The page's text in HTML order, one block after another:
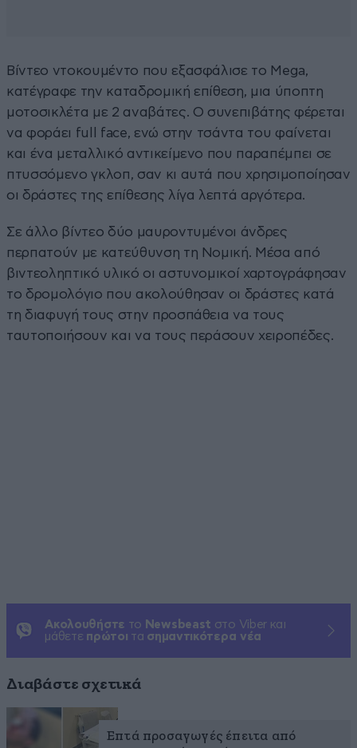
Βίντεο ντοκουμέντο που εξασφάλισε το Mega,
κατέγραφε την καταδρομική επίθεση, μια ύποπτη
μοτοσικλέτα με 2 αναβάτες. Ο συνεπιβάτης φέρεται
να φοράει full face, ενώ στην τσάντα του φαίνεται
και ένα μεταλλικό αντικείμενο που παραπέμπει σε
πτυσσόμενο γκλοπ, σαν κι αυτά που χρησιμοποίησαν
οι δράστες της επίθεσης λίγα λεπτά αργότερα.
Σε άλλο βίντεο δύο μαυροντυμένοι άνδρες
περπατούν με κατεύθυνση τη Νομική. Μέσα από
βιντεοληπτικό υλικό οι αστυνομικοί χαρτογράφησαν
το δρομολόγιο που ακολούθησαν οι δράστες κατά
τη διαφυγή τους στην προσπάθεια να τους
ταυτοποιήσουν και να τους περάσουν χειροπέδες.
Ακολουθήστε το Newsbeast στο Viber και
μάθετε πρώτοι τα σημαντικότερα νέα
Διαβάστε σχετικά
Επτά προσαγωγές έπειτα από